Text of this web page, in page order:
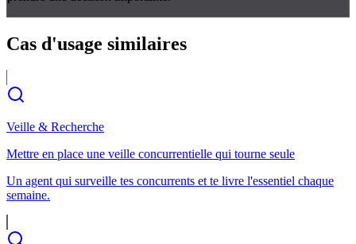
Cas d'usage similaires
Veille & Recherche
Mettre en place une veille concurrentielle qui tourne seule
Un agent qui surveille tes concurrents et te livre l'essentiel chaque
semaine.